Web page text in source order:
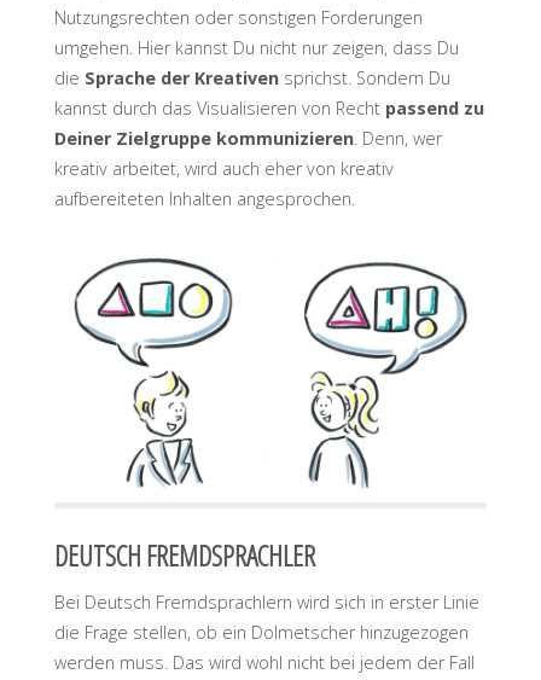
Nutzungsrechten oder sonstigen Forderungen
umgehen. Hier kannst Du nicht nur zeigen, dass Du
die Sprache der Kreativensprichst. Sondern Du
kannst durch das Visualisieren von Recht passend zu
Deiner Zielgruppe kommunizieren. Denn, wer
kreativ arbeitet, wird auch eher von kreativ
aufbereiteten Inhalten angesprochen.
DEUTSCH FREMDSPRACHLER
Bei Deutsch Fremdsprachlern wird sich in erster Linie
die Frage stellen, ob ein Dolmetscher hinzugezogen
werden muss. Das wird wohl nicht bei jedem der Fall